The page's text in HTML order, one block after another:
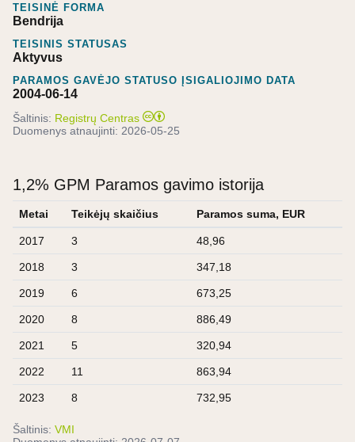
TEISINĖ FORMA
Bendrija
TEISINIS STATUSAS
Aktyvus
PARAMOS GAVĖJO STATUSO ĮSIGALIOJIMO DATA
2004-06-14
Šaltinis: Registrų Centras
Duomenys atnaujinti: 2026-05-25
1,2% GPM Paramos gavimo istorija
Metai Teikėjų skaičius Paramos suma, EUR
2017 3 48,96
2018 3 347,18
2019 6 673,25
2020 8 886,49
2021 5 320,94
2022 11 863,94
2023 8 732,95
Šaltinis: VMI